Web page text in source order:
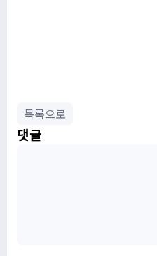
목록으로
댓글